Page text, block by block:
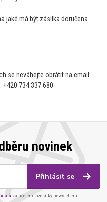
jaké má být zásilka doručena.
se neváhejte obrátit na email:
734 337 680
novinek
Přihlásit se
za účelem rozesílky newsletteru.